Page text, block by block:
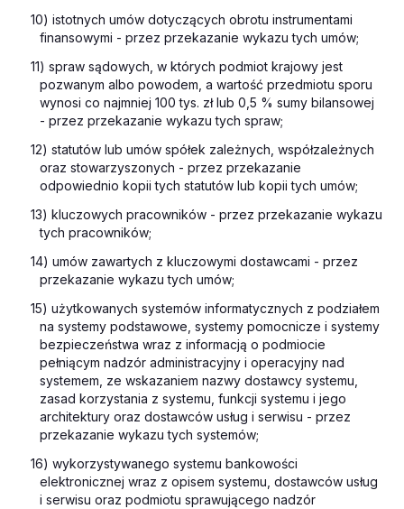
10) istotnych umów dotyczących obrotu instrumentami
finansowymi - przez przekazanie wykazu tych umów;
11) spraw sądowych, w których podmiot krajowy jest
pozwanym albo powodem, a wartość przedmiotu sporu
wynosi co najmniej 100 tys. zł lub 0,5 % sumy bilansowej
- przez przekazanie wykazu tych spraw;
12) statutów lub umów spółek zależnych, współzależnych
oraz stowarzyszonych - przez przekazanie
odpowiednio kopii tych statutów lub kopii tych umów;
13) kluczowych pracowników - przez przekazanie wykazu
tych pracowników;
14) umów zawartych z kluczowymi dostawcami - przez
przekazanie wykazu tych umów;
15) użytkowanych systemów informatycznych z podziałem
na systemy podstawowe, systemy pomocnicze i systemy
bezpieczeństwa wraz z informacją o podmiocie
pełniącym nadzór administracyjny i operacyjny nad
systemem, ze wskazaniem nazwy dostawcy systemu,
zasad korzystania z systemu, funkcji systemu i jego
architektury oraz dostawców usług i serwisu - przez
przekazanie wykazu tych systemów;
16) wykorzystywanego systemu bankowości
elektronicznej wraz z opisem systemu, dostawców usług
i serwisu oraz podmiotu sprawującego nadzór